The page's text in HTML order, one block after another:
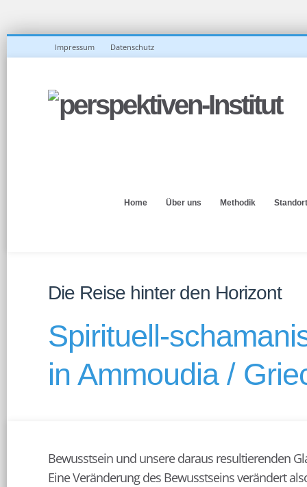
Impressum Datenschutz
Home Über uns Methodik
Die Reise hinter den Horizont
Spirituell-
in Ammoudia /
Bewusstsein und unsere daraus resultierenden
Eine Veränderung des Bewusstseins verändert